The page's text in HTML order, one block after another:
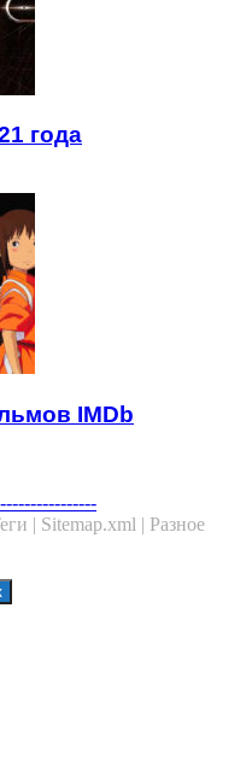
года
IMDb
| Sitemap.xml | Разное